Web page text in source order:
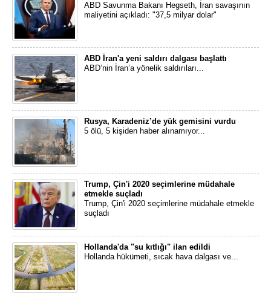
ABD Savunma Bakanı Hegseth, İran savaşının
maliyetini açıkladı: "37,5 milyar dolar"
ABD İran'a yeni saldırı dalgası başlattı
ABD’nin İran’a yönelik saldırıları...
Rusya, Karadeniz’de yük gemisini vurdu
5 ölü, 5 kişiden haber alınamıyor...
Trump, Çin'i 2020 seçimlerine müdahale
etmekle suçladı
Trump, Çin'i 2020 seçimlerine müdahale etmekle
suçladı
Hollanda'da "su kıtlığı" ilan edildi
Hollanda hükümeti, sıcak hava dalgası ve...